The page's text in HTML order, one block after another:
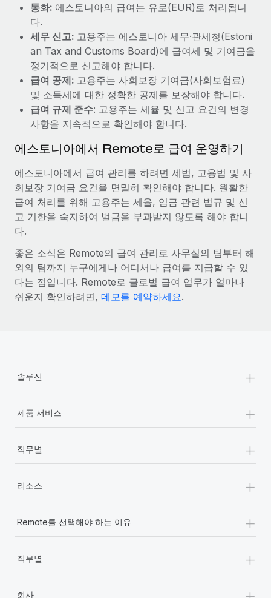
통화: 에스토니아의 급여는 유로(EUR)로 처리됩니
다.
세무 신고: 고용주는 에스토니아 세무·관세청(Estoni
an Tax and Customs Board)에 급여세 및 기여금을
정기적으로 신고해야 합니다.
급여 공제: 고용주는 사회보장 기여금(사회보험료)
및 소득세에 대한 정확한 공제를 보장해야 합니다.
급여 규제 준수: 고용주는 세율 및 신고 요건의 변경
사항을 지속적으로 확인해야 합니다.
에스토니아에서 Remote로 급여 운영하기
에스토니아에서 급여 관리를 하려면 세법, 고용법 및 사
회보장 기여금 요건을 면밀히 확인해야 합니다. 원활한
급여 처리를 위해 고용주는 세율, 임금 관련 법규 및 신
고 기한을 숙지하여 벌금을 부과받지 않도록 해야 합니
다.
좋은 소식은 Remote의 급여 관리로 사무실의 팀부터 해
외의 팀까지 누구에게나 어디서나 급여를 지급할 수 있
다는 점입니다. Remote로 글로벌 급여 업무가 얼마나
쉬운지 확인하려면, 데모를 예약하세요.
솔루션 +
제품 서비스 +
직무별 +
리소스 +
Remote를 선택해야 하는 이유 +
직무별 +
회사